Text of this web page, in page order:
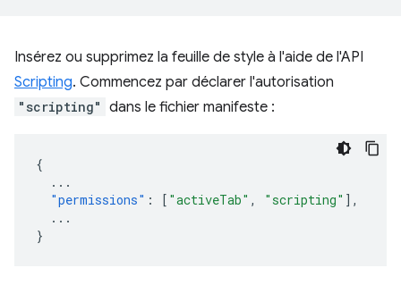
Insérez ou supprimez la feuille de style à l'aide de l'API
Scripting. Commencez par déclarer l'autorisation
"scripting" dans le fichier manifeste :
{
...
"permissions" : [ "activeTab" , "scripting" ],
...
}